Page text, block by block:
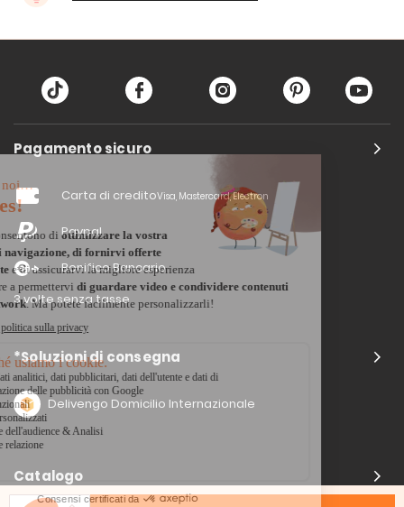
Pagamento sicuro
Carta di creditoVisa, Mastercard, Electron
Paypal
Bonifico Bancario
3 volte senza tasse
*Soluzioni di consegna
Delivengo Domicilio Internazionale
Catalogo